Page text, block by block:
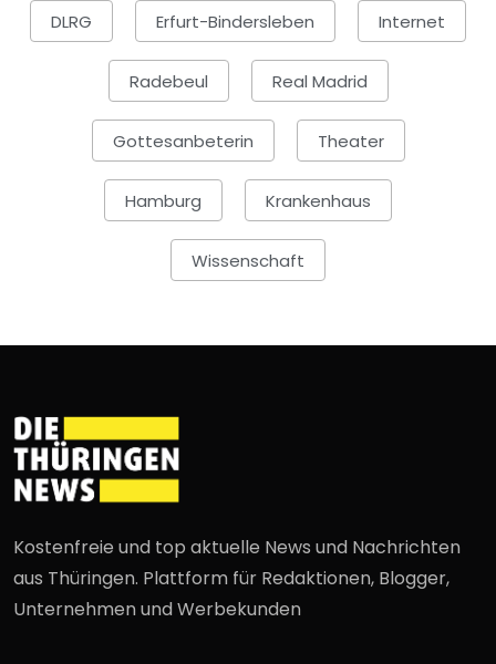
DLRG Erfurt-Bindersleben Internet
Radebeul Real Madrid
Gottesanbeterin Theater
Hamburg Krankenhaus
Wissenschaft
Kostenfreie und top aktuelle News und Nachrichten
aus Thüringen. Plattform für Redaktionen, Blogger,
Unternehmen und Werbekunden